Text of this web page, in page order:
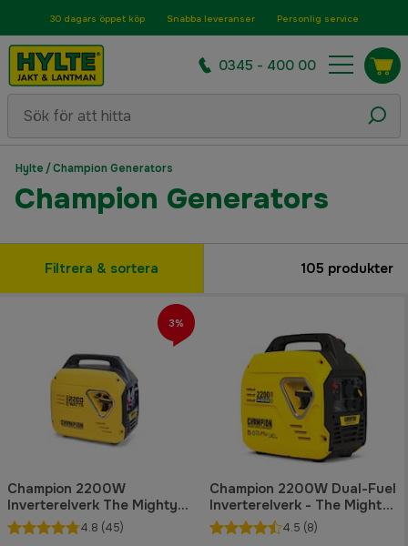
30 dagars öppet köp Snabba leveranser Personlig service
0345 - 400 00
Hylte /Champion Generators
Champion Generators
Filtrera & sortera 105 produkter
Champion 2200W
Inverterelverk The Mighty
Atom
4.8 (45)
3%
Champion 2200W Dual-Fuel
Inverterelverk - The Mighty
Atom
4.5 (8)